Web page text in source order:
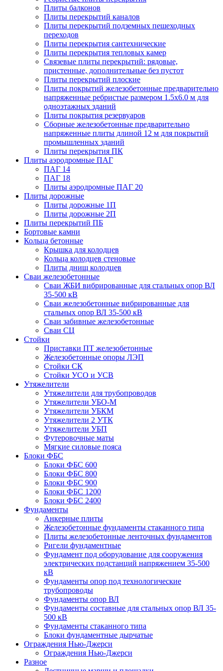
Плиты балконов
Плиты перекрытий каналов
Плиты перекрытий подземных пешеходных
переходов
Плиты перекрытия сантехнические
Плиты перекрытия тепловых камер
Связевые плиты перекрытий: рядовые,
пристенные, дополнительные без пустот
Плиты перекрытий плоские
Плиты покрытий железобетонные предварительно
напряженные ребристые размером 1.5х6.0 м для
одноэтажных зданий
Плиты покрытия резервуаров
Сборные железобетонные предварительно
напряженные плиты длиной 12 м для покрытий
промышленных зданий
Плиты перекрытия ПК
Плиты аэродромные ПАГ
ПАГ 14
ПАГ 18
Плиты аэродромные ПАГ 20
Плиты дорожные
Плиты дорожные 1П
Плиты дорожные 2П
Плиты перекрытий ПБ
Бортовые камни
Кольца бетонные
Крышка для колодцев
Кольца колодцев стеновые
Плиты днищ колодцев
Сваи железобетонные
Сваи ЖБИ вибрированные для стальных опор ВЛ
35-500 кВ
Сваи железобетонные вибрированные для
стальных опор ВЛ 35-500 кВ
Сваи забивные железобетонные
Сваи СЦ
Стойки
Приставки ПТ железобетонные
Железобетонные опоры ЛЭП
Стойки СК
Стойки УСО и УСВ
Утяжелители
Утяжелители для трубопроводов
Утяжелители УБО-М
Утяжелители УБКМ
Утяжелители 2 УТК
Утяжелители УБП
Футеровочные маты
Мягкие силовые пояса
Блоки ФБС
Блоки ФБС 600
Блоки ФБС 800
Блоки ФБС 900
Блоки ФБС 1200
Блоки ФБС 2400
Фундаменты
Анкерные плиты
Железобетонные фундаменты стаканного типа
Плиты железобетонные ленточных фундаментов
Ригели фундаментные
Фундамент под оборудование для сооружения
электрических подстанций напряжением 35-500
кВ
Фундаменты опор под технологические
трубопроводы
Фундаменты опор ВЛ
Фундаменты составные для стальных опор ВЛ 35-
500 кВ
Фундаменты стаканного типа
Блоки фундаментные дырчатые
Ограждения Нью-Джерси
Ограждения Нью-Джерси
Разное